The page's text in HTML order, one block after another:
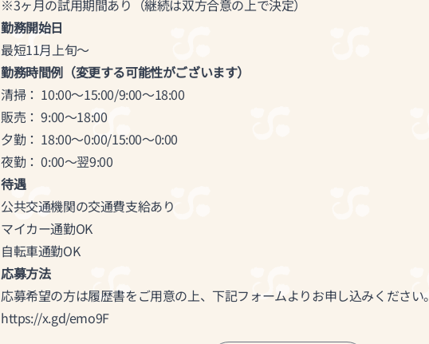
※3ヶ月の試用期間あり（継続は双方合意の上で決定）
勤務開始日
最短11月上旬〜
勤務時間例（変更する可能性がございます）
清掃： 10:00〜15:00/9:00〜18:00
販売： 9:00〜18:00
夕勤： 18:00〜0:00/15:00〜0:00
夜勤： 0:00〜翌9:00
待遇
公共交通機関の交通費支給あり
マイカー通勤OK
自転車通勤OK
応募方法
応募希望の方は履歴書をご用意の上、下記フォームよりお申し込みください。
https://x.gd/emo9F